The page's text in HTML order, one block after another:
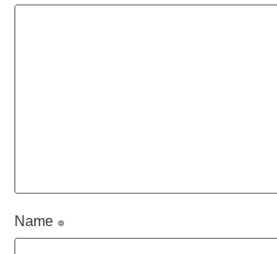
Name *